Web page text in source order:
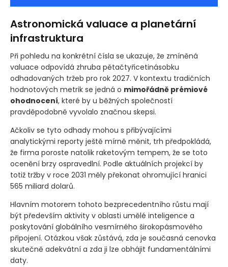
Astronomická valuace a planetární
infrastruktura
Při pohledu na konkrétní čísla se ukazuje, že zmíněná
valuace odpovídá zhruba pětačtyřicetinásobku
odhadovaných tržeb pro rok 2027. V kontextu tradičních
hodnotových metrik se jedná o mimořádně prémiové
ohodnocení, které by u běžných společností
pravděpodobně vyvolalo značnou skepsi.
Ačkoliv se tyto odhady mohou s přibývajícími
analytickými reporty ještě mírně měnit, trh předpokládá,
že firma poroste natolik raketovým tempem, že se toto
ocenění brzy ospravedlní. Podle aktuálních projekcí by
totiž tržby v roce 2031 měly překonat ohromující hranici
565 miliard dolarů.
Hlavním motorem tohoto bezprecedentního růstu mají
být především aktivity v oblasti umělé inteligence a
poskytování globálního vesmírného širokopásmového
připojení. Otázkou však zůstává, zda je současná cenovka
skutečně adekvátní a zda ji lze obhájit fundamentálními
daty.